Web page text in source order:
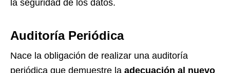
la seguridad de los datos.
Auditoría Periódica
Nace la obligación de realizar una auditoría
periódica que demuestre la adecuación al nuevo